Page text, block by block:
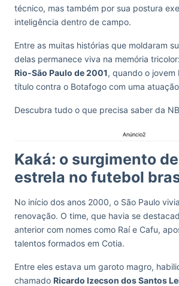
técnico, mas também por sua postura
inteligência dentro de campo.
Entre as muitas histórias que moldaram
delas permanece viva na memória
Rio-São Paulo de 2001, quando o jovem
título contra o Botafogo com uma
Descubra tudo o que precisa saber da
Anúncio2
Kaká: o surgimento
estrela no futebol
No início dos anos 2000, o São Paulo
renovação. O time, que havia se
anterior com nomes como Raí e Cafu,
talentos formados em Cotia.
Entre eles estava um garoto magro,
chamado Ricardo Izecson dos Santos